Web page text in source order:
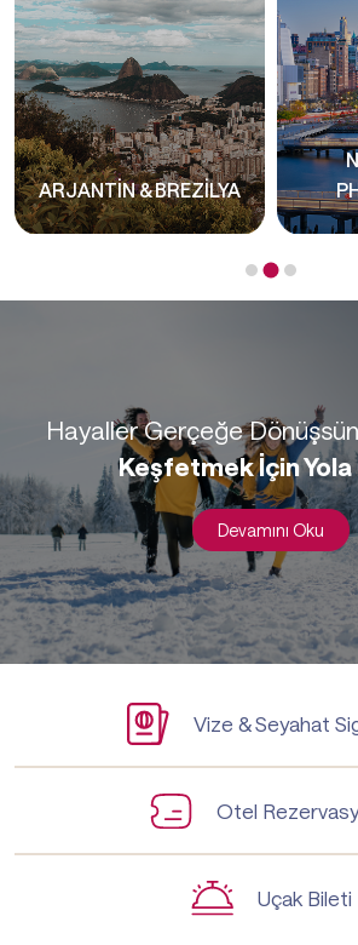
ARJANTİN & BREZİLYA
Hayaller Gerçeğe
Keşfetmek İçin Yola
Devamını Oku
Vize & Seyahat
Otel
Uçak Bileti